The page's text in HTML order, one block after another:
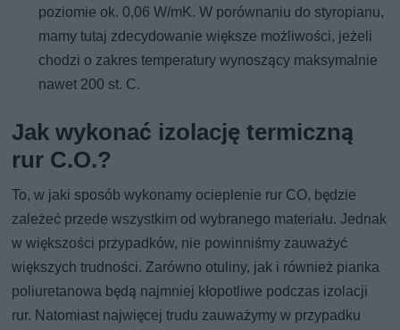
poziomie ok. 0,06 W/mK. W porównaniu do styropianu,
mamy tutaj zdecydowanie większe możliwości, jeżeli
chodzi o zakres temperatury wynoszący maksymalnie
nawet 200 st. C.
Jak wykonać izolację termiczną
rur C.O.?
To, w jaki sposób wykonamy ocieplenie rur CO, będzie
zależeć przede wszystkim od wybranego materiału. Jednak
w większości przypadków, nie powinniśmy zauważyć
większych trudności. Zarówno otuliny, jak i również pianka
poliuretanowa będą najmniej kłopotliwe podczas izolacji
rur. Natomiast najwięcej trudu zauważymy w przypadku